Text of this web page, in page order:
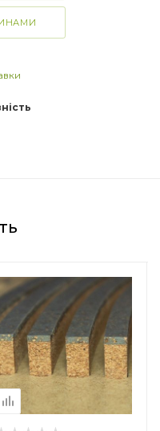
Країна-виробник
Німеччина
Призначення_
Для щоденного
прибирання та для
реставрації дерев'яних
підлог, покритих олією
або воском